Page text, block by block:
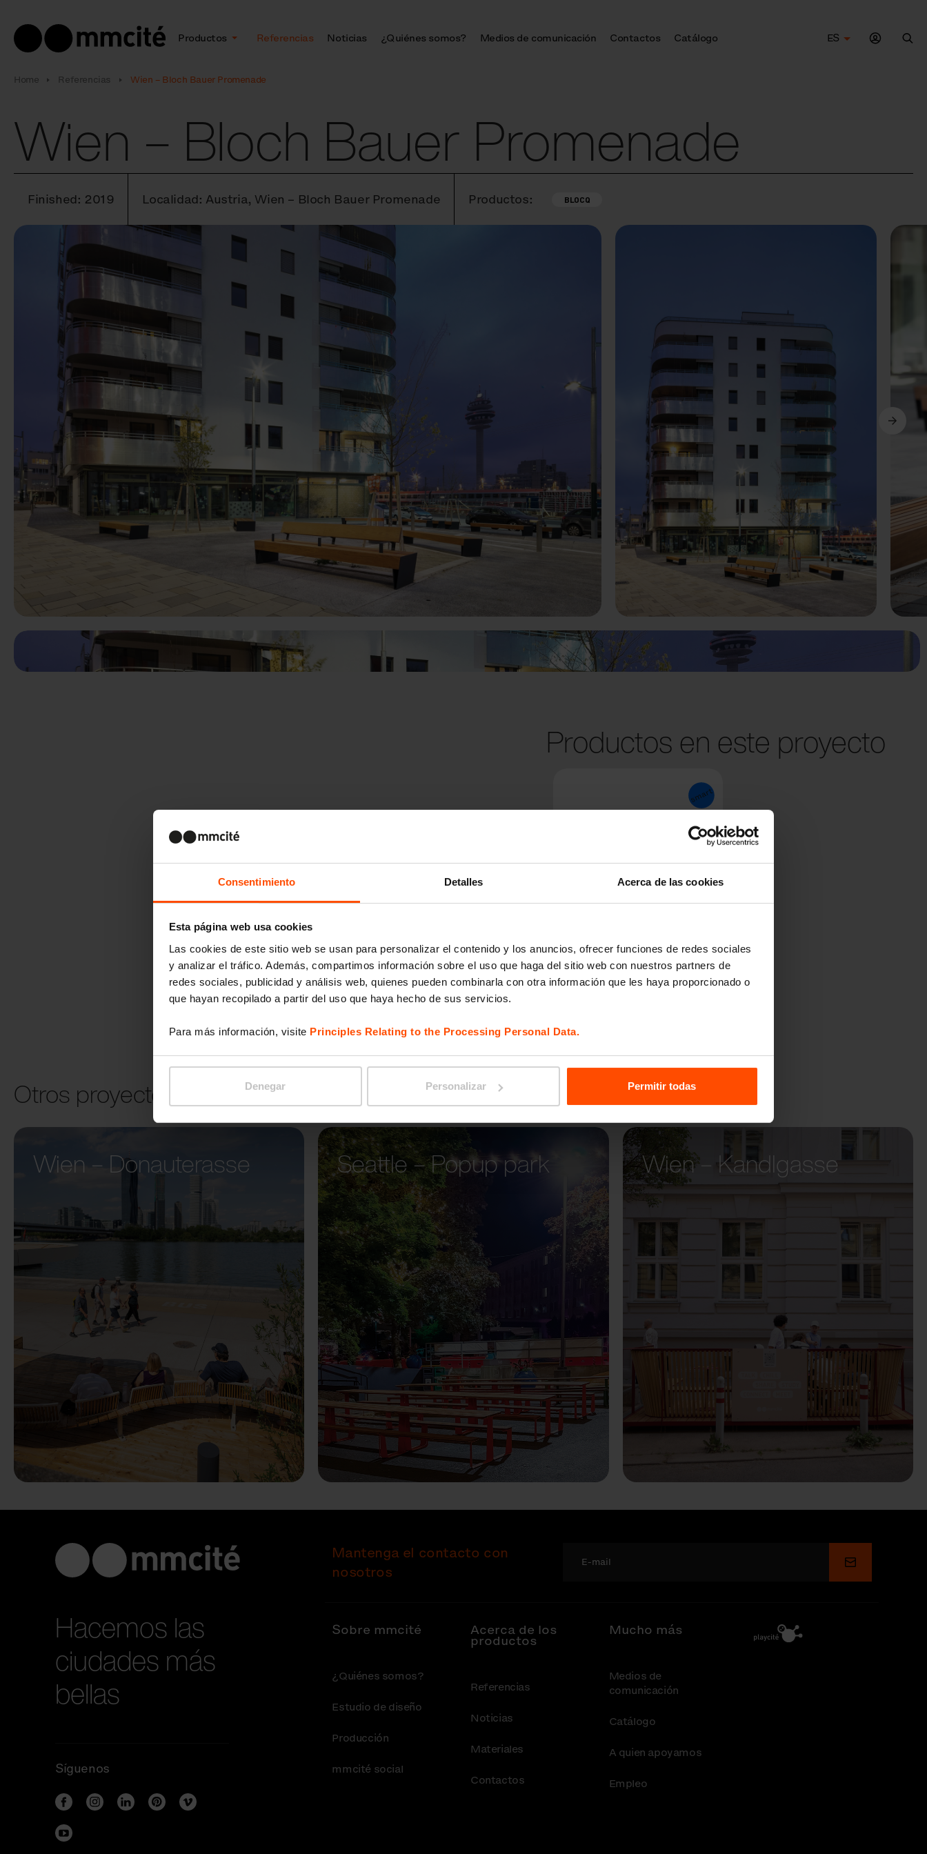
Consentimiento Detalles Acerca de las cookies
Esta página web usa cookies
Las cookies de este sitio web se usan para personalizar el contenido y los anuncios, ofrecer funciones de redes sociales
y analizar el tráfico. Además, compartimos información sobre el uso que haga del sitio web con nuestros partners de
redes sociales, publicidad y análisis web, quienes pueden combinarla con otra información que les haya proporcionado o
que hayan recopilado a partir del uso que haya hecho de sus servicios.
Para más información, visite Principles Relating to the Processing Personal Data.
Denegar Personalizar Permitir todas
Productos Referencias Noticias ¿Quiénes somos? Medios de comunicación Contactos Catálogo
ES
Home Referencias Wien – Bloch Bauer Promenade
Wien – Bloch Bauer Promenade
Finished: 2019 Localidad: Austria, Wien – Bloch Bauer Promenade Productos: BLOCQ
Siguiente
Productos en este proyecto
Otros proyectos
Wien – Donauterasse
Seattle – Popup park Wien – Kandlgasse
Hacemos las
ciudades más
bellas
Síguenos
Mantenga el contacto con
nosotros
Enviar
Sobre mmcité
¿Quiénes somos?
Estudio de diseño
Producción
mmcité social
Acerca de los
productos
Referencias
Noticias
Materiales
Contactos
Mucho más
Medios de
comunicación
Catálogo
A quien apoyamos
Empleo